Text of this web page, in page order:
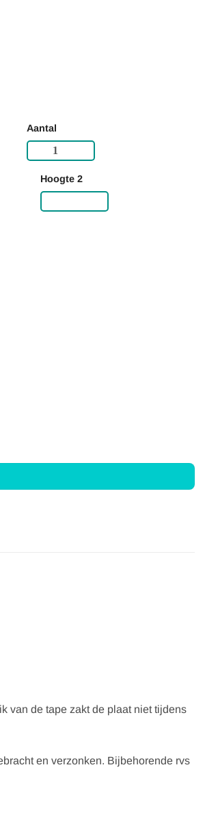
Aantal
Hoogte 2
van de tape zakt de plaat niet tijdens
en verzonken. Bijbehorende rvs